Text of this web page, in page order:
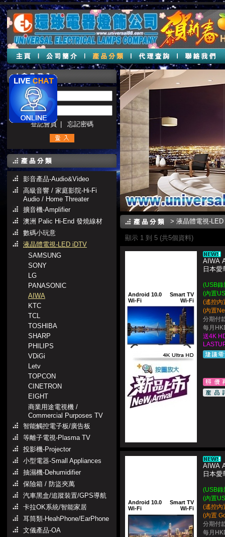
帳號 :
密碼 :
登記會員
忘記密碼
影音產品-Audio&Video
高級音響 / 家庭影院-Hi-Fi
Audio / Home Threater
擴音機-Amplifier
澳洲 Palic Hi-End 發燒線材
數碼小玩意
液晶體電視-LED iDTV
SAMSUNG
SONY
LG
PANASONIC
AIWA
KTC
TCL
TOSHIBA
SHARP
PHILIPS
VDiGi
Letv
TOPCON
CINETRON
EIGHT
商業用途電視機 /
Commercial Purposes TV
智能觸控電子板/廣告板
等離子電視-Plasma TV
投影機-Projector
小型電器-Small Appliances
抽濕機-Dehumidifier
保險箱 / 防盜夾萬
汽車黑盒/追蹤裝置/GPS導航
卡拉OK系統/智能家居
耳筒類-HeahPhone/EarPhone
文儀產品-OA
>液晶體電視-
顯示 1 到 5 (共5個資料)
Android 10.0
Wi-Fi
Smart TV
Wi-Fi
AIWA
日本
(USB錄
(內置
(遙控內
(內置
分期付
每月
送4K
Android 10.0
Wi-Fi
Smart TV
Wi-Fi
AIWA
日本
(USB錄
(內置
(遙控內
(內置
分期付
每月